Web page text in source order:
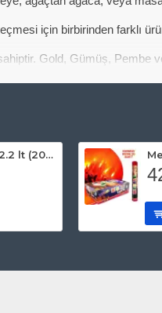
için birbirinden farklı
Gold, Gümüş, Pembe
Helyum Gazı Tüpü 2.2 lt (20 Adet Puantiyeli Balon Hediye)